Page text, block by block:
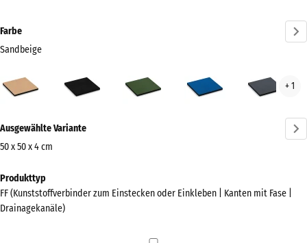
Farbe
Sandbeige
(active)
+ 1
Informationen
zu
Farben?
Farbpalette
Ausgewählte Variante
50 x 50 x 4 cm
Abmessungen
für
den
Produkttyp
FF (Kunststoffverbinder zum Einstecken oder Einkleben | Kanten mit Fase |
Drainagekanäle)